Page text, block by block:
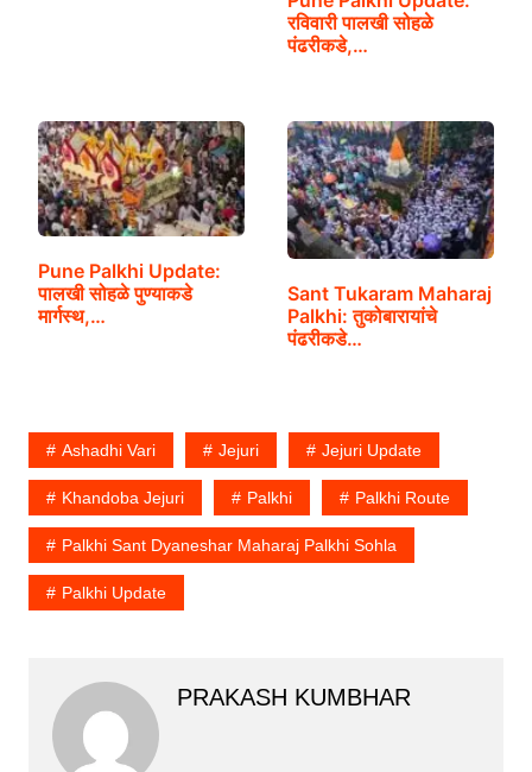
रविवारी पालखी सोहळे
पंढरीकडे,…
Pune Palkhi Update:
पालखी सोहळे पुण्याकडे
मार्गस्थ,…
Sant Tukaram Maharaj
Palkhi: तुकोबारायांचे
पंढरीकडे…
Ashadhi Vari Jejuri Jejuri Update
Khandoba Jejuri Palkhi Palkhi Route
Palkhi Sant Dyaneshar Maharaj Palkhi Sohla
Palkhi Update
PRAKASH KUMBHAR